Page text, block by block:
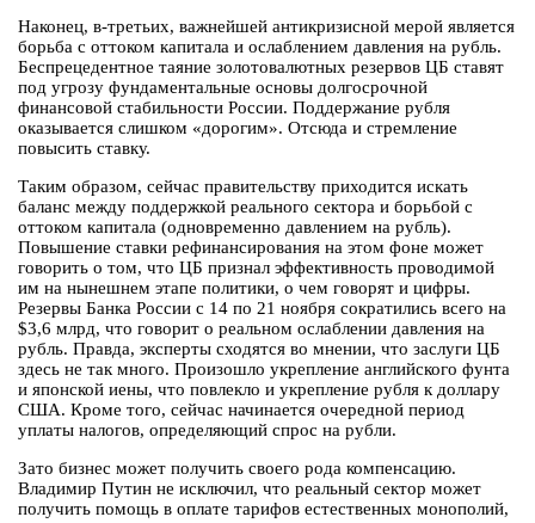
Наконец, в-третьих, важнейшей антикризисной мерой является
борьба с оттоком капитала и ослаблением давления на рубль.
Беспрецедентное таяние золотовалютных резервов ЦБ ставят
под угрозу фундаментальные основы долгосрочной
финансовой стабильности России. Поддержание рубля
оказывается слишком «дорогим». Отсюда и стремление
повысить ставку.
Таким образом, сейчас правительству приходится искать
баланс между поддержкой реального сектора и борьбой с
оттоком капитала (одновременно давлением на рубль).
Повышение ставки рефинансирования на этом фоне может
говорить о том, что ЦБ признал эффективность проводимой
им на нынешнем этапе политики, о чем говорят и цифры.
Резервы Банка России с 14 по 21 ноября сократились всего на
$3,6 млрд, что говорит о реальном ослаблении давления на
рубль. Правда, эксперты сходятся во мнении, что заслуги ЦБ
здесь не так много. Произошло укрепление английского фунта
и японской иены, что повлекло и укрепление рубля к доллару
США. Кроме того, сейчас начинается очередной период
уплаты налогов, определяющий спрос на рубли.
Зато бизнес может получить своего рода компенсацию.
Владимир Путин не исключил, что реальный сектор может
получить помощь в оплате тарифов естественных монополий,